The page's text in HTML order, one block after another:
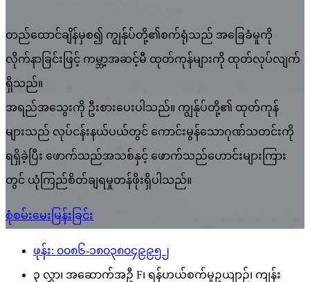
တည်ထောင်ချိန်မှစ၍ ကျွန်ုပ်တို့၏စက်ရုံသည် အခြေခံမူကို
လိုက်နာခြင်းဖြင့် ကမ္ဘာ့အဆင့်မီ ထုတ်ကုန်များကို ထုတ်လုပ်လျက်
ရှိသည်။
အရည်အသွေးကို ဦးစားပေးပါသည်။ ကျွန်ုပ်တို့၏ ထုတ်ကုန်
များသည် လုပ်ငန်းနယ်ပယ်တွင် ကောင်းမွန်သောဂုဏ်သတင်းကို
ရရှိခဲ့ပြီး ဖောက်သည်အသစ်နှင့် ဖောက်သည်ဟောင်းများကြား
တွင် ယုံကြည်စိတ်ချရမှုတန်ဖိုးရှိပါသည်။
စုံစမ်းမေးမြန်းခြင်း
ဖုန်း: ၀၀၈၆-၁၈၀၃၈၀၄၉၉၅၂
၃ လွှာ၊ အဆောက်အဦ F၊ ရန်ဟယ်စက်မှုဥယျာဉ်၊ ကျန်း